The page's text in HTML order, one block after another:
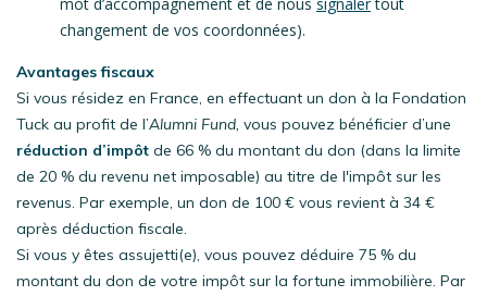
changement de vos coordonnées).
Avantages fiscaux
Si vous résidez en France, en effectuant un don à la Fondation
Tuck au profit de l’Alumni Fund, vous pouvez bénéficier d’une
réduction d’impôt de 66 % du montant du don (dans la limite
de 20 % du revenu net imposable) au titre de l'impôt sur les
revenus. Par exemple, un don de 100 € vous revient à 34 €
après déduction fiscale.
Si vous y êtes assujetti(e), vous pouvez déduire 75 % du
montant du don de votre impôt sur la fortune immobilière. Par